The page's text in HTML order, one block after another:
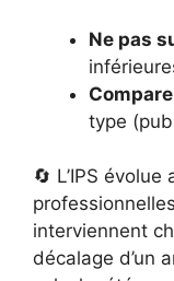
Ne pas
type
🔄 L’IPS
interviennent
décalage d’un